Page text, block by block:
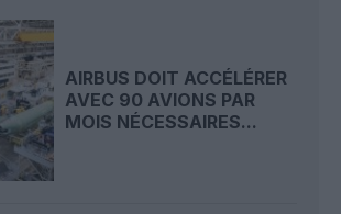
AIRBUS DOIT ACCÉLÉRER
AVEC 90 AVIONS PAR
MOIS NÉCESSAIRES...